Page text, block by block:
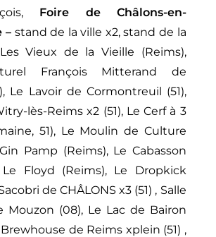
Foire de Châlons-en-
– stand de la ville x2, stand de la
Vieux de la Vieille (Reims),
François Mitterand de
Le Lavoir de Cormontreuil (51),
lès-Reims x2 (51), Le Cerf à 3
51), Le Moulin de Culture
Pamp (Reims), Le Cabasson
Floyd (Reims), Le Dropkick
de CHÂLONS x3 (51) , Salle
Mouzon (08), Le Lac de Bairon
de Reims xplein (51) ,